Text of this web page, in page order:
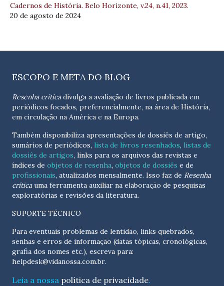
Cadernos de História. Belo Horizonte, v.24, n.41, 2023.
20 de agosto de 2024
ESCOPO E META DO BLOG
Resenha críticadivulga a avaliação de livros publicada em
periódicos focados, preferencialmente, na área de História,
em circulação na América e na Europa.
Também disponibiliza apresentações de dossiês de artigo,
sumários de periódicos, lista de livros resenhados, listas de
dossiês de artigos, links para os arquivos das revistas e
índices de objetos de resenha, objetos de dossiês e de
profissionais, atualizados mensalmente. Isso faz de Resenha
críticauma ferramenta auxiliar na elaboração de pesquisas
exploratórias e revisões da literatura.
SUPORTE TÉCNICO
Para eventuais problemas de lentidão, links quebrados,
senhas e erros de informação (datas tópicas, cronológicas,
helpdesk@vidanossa.com.br.
Leia a nossa política de privacidade.